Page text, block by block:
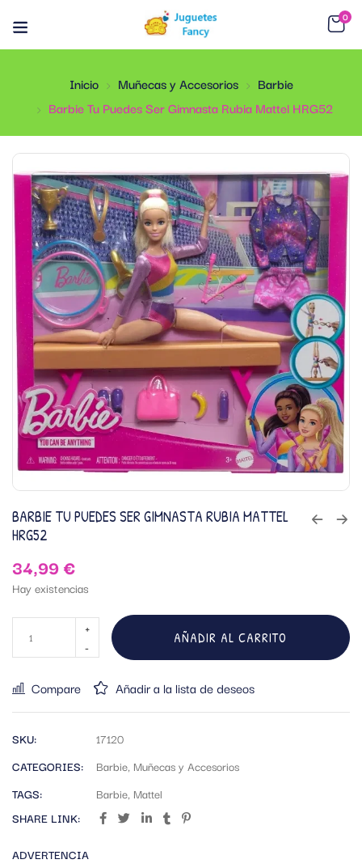
0
Inicio Muñecas y Accesorios
Barbie
Barbie Tu Puedes Ser Gimnasta Rubia Mattel HRG52
BARBIE TU PUEDES SER GIMNASTA RUBIA MATTEL
HRG52
34,99€
Hay existencias
AÑADIR AL CARRITO
Compare Añadir a la lista de deseos
SKU:
17120
CATEGORIES:
Barbie, Muñecas y Accesorios
TAGS:
Barbie, Mattel
SHARE LINK:
ADVERTENCIA